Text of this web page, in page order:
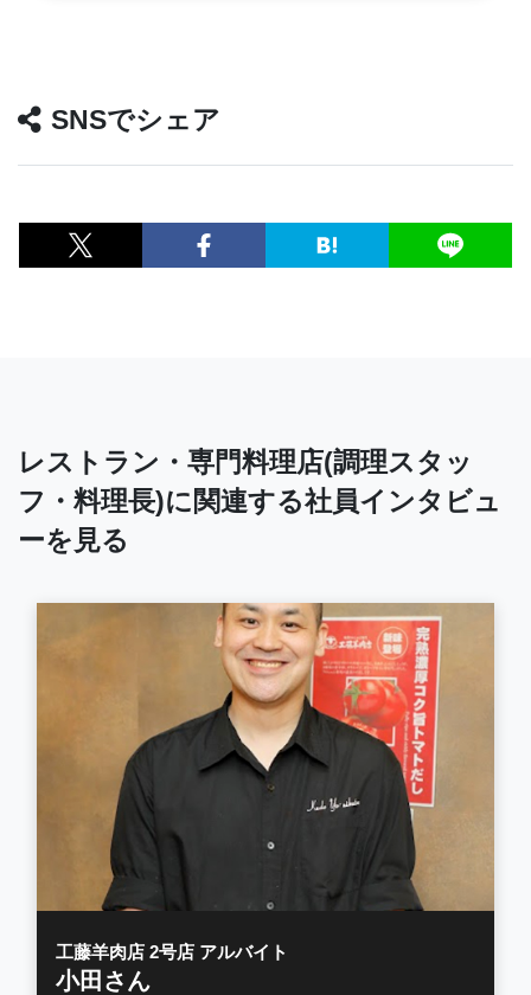
SNSでシェア
レストラン・専門料理店(調理スタッ
フ・料理長)に関連する社員インタビュ
ーを見る
工藤羊肉店 2号店 アルバイト
小田さん